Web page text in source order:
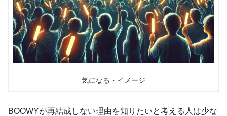
気になる・イメージ
BOOWYが再結成しない理由を知りたいと考える人は少な